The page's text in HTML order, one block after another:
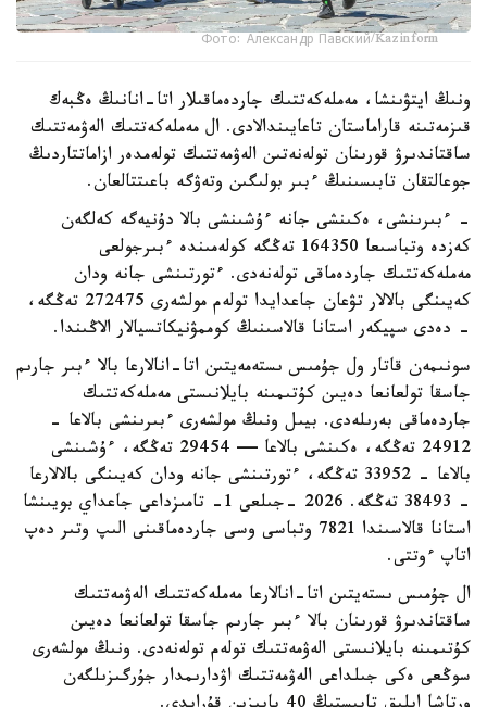
Фото: Александр Павский/Kazinform
ونىڭ ايتۋىنشا، مەملەكەتتىك جاردەماقىلار اتا-انانىڭ ەڭبەك
قىزمەتىنە قاراماستان تاعايىندالادى. ال مەملەكەتتىك الەۋمەتتىك
ساقتاندىرۋ قورىنان تولەنەتىن الەۋمەتتىك تولەمدەر ازاماتتاردىڭ
جوعالتقان تابىسىنىڭ ءبىر بولىگىن وتەۋگە باعىتتالعان.
- ءبىرىنشى، ەكىنشى جانە ءۇشىنشى بالا دۇنيەگە كەلگەن
كەزدە وتباسىعا 164350 تەڭگە كولەمىندە ءبىرجولعى
مەملەكەتتىك جاردەماقى تولەنەدى. ءتورتىنشى جانە ودان
كەيىنگى بالالار تۋعان جاعدايدا تولەم مولشەرى 272475 تەڭگە،
- دەدى سپيكەر استانا قالاسىنىڭ كوممۋنيكاتسيالار الاڭىندا.
سونىمەن قاتار ول جۇمىس ىستەمەيتىن اتا-انالارعا بالا ءبىر جارىم
جاسقا تولعانعا دەيىن كۇتىمىنە بايلانىستى مەملەكەتتىك
جاردەماقى بەرىلەدى. بيىل ونىڭ مولشەرى ءبىرىنشى بالاعا -
24912 تەڭگە، ەكىنشى بالاعا — 29454 تەڭگە، ءۇشىنشى
بالاعا - 33952 تەڭگە، ءتورتىنشى جانە ودان كەيىنگى بالالارعا
- 38493 تەڭگە. 2026 -جىلعى 1- تامىزداعى جاعداي بويىنشا
استانا قالاسىندا 7821 وتباسى وسى جاردەماقىنى الىپ وتىر دەپ
اتاپ ءوتتى.
ال جۇمىس ىستەيتىن اتا-انالارعا مەملەكەتتىك الەۋمەتتىك
ساقتاندىرۋ قورىنان بالا ءبىر جارىم جاسقا تولعانعا دەيىن
كۇتىمىنە بايلانىستى الەۋمەتتىك تولەم تولەنەدى. ونىڭ مولشەرى
سوڭعى ەكى جىلداعى الەۋمەتتىك اۋدارىمدار جۇرگىزىلگەن